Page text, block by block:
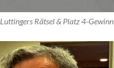
Luttingers Rätsel & Platz 4-Gewinn